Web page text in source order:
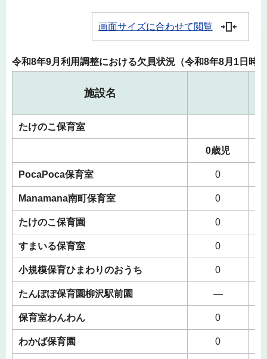
画面サイズに合わせて閲覧
令和8年9月利用調整における欠員状況（令和8年8月1日時
施設名
たけのこ保育室
0歳児
PocaPoca保育室 0
Manamana南町保育室 0
たけのこ保育園 0
すまいる保育室 0
小規模保育ひまわりのおうち 0
たんぽぽ保育園柳沢駅前園 ―
保育室わんわん 0
わかば保育園 0